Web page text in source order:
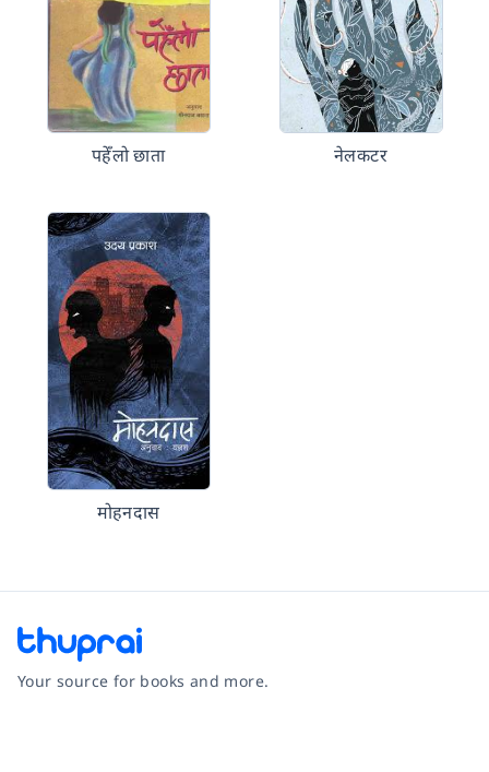
पहेँलो छाता नेलकटर
मोहनदास
Your source for books and more.